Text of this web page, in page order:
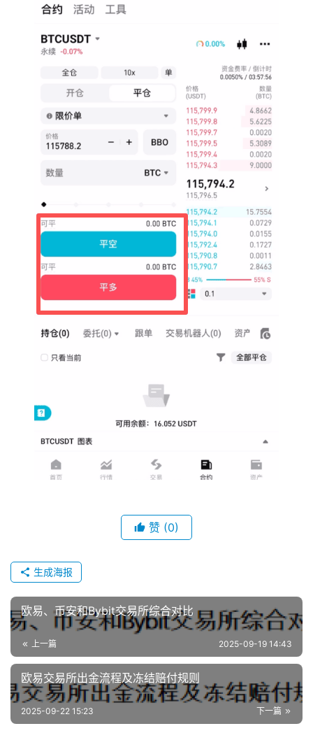
赞 (0)
生成海报
欧易、币安和Bybit交易所综合对比
上一篇 2025-09-19 14:43
欧易交易所出金流程及冻结赔付规则
下一篇
2025-09-22 15:23